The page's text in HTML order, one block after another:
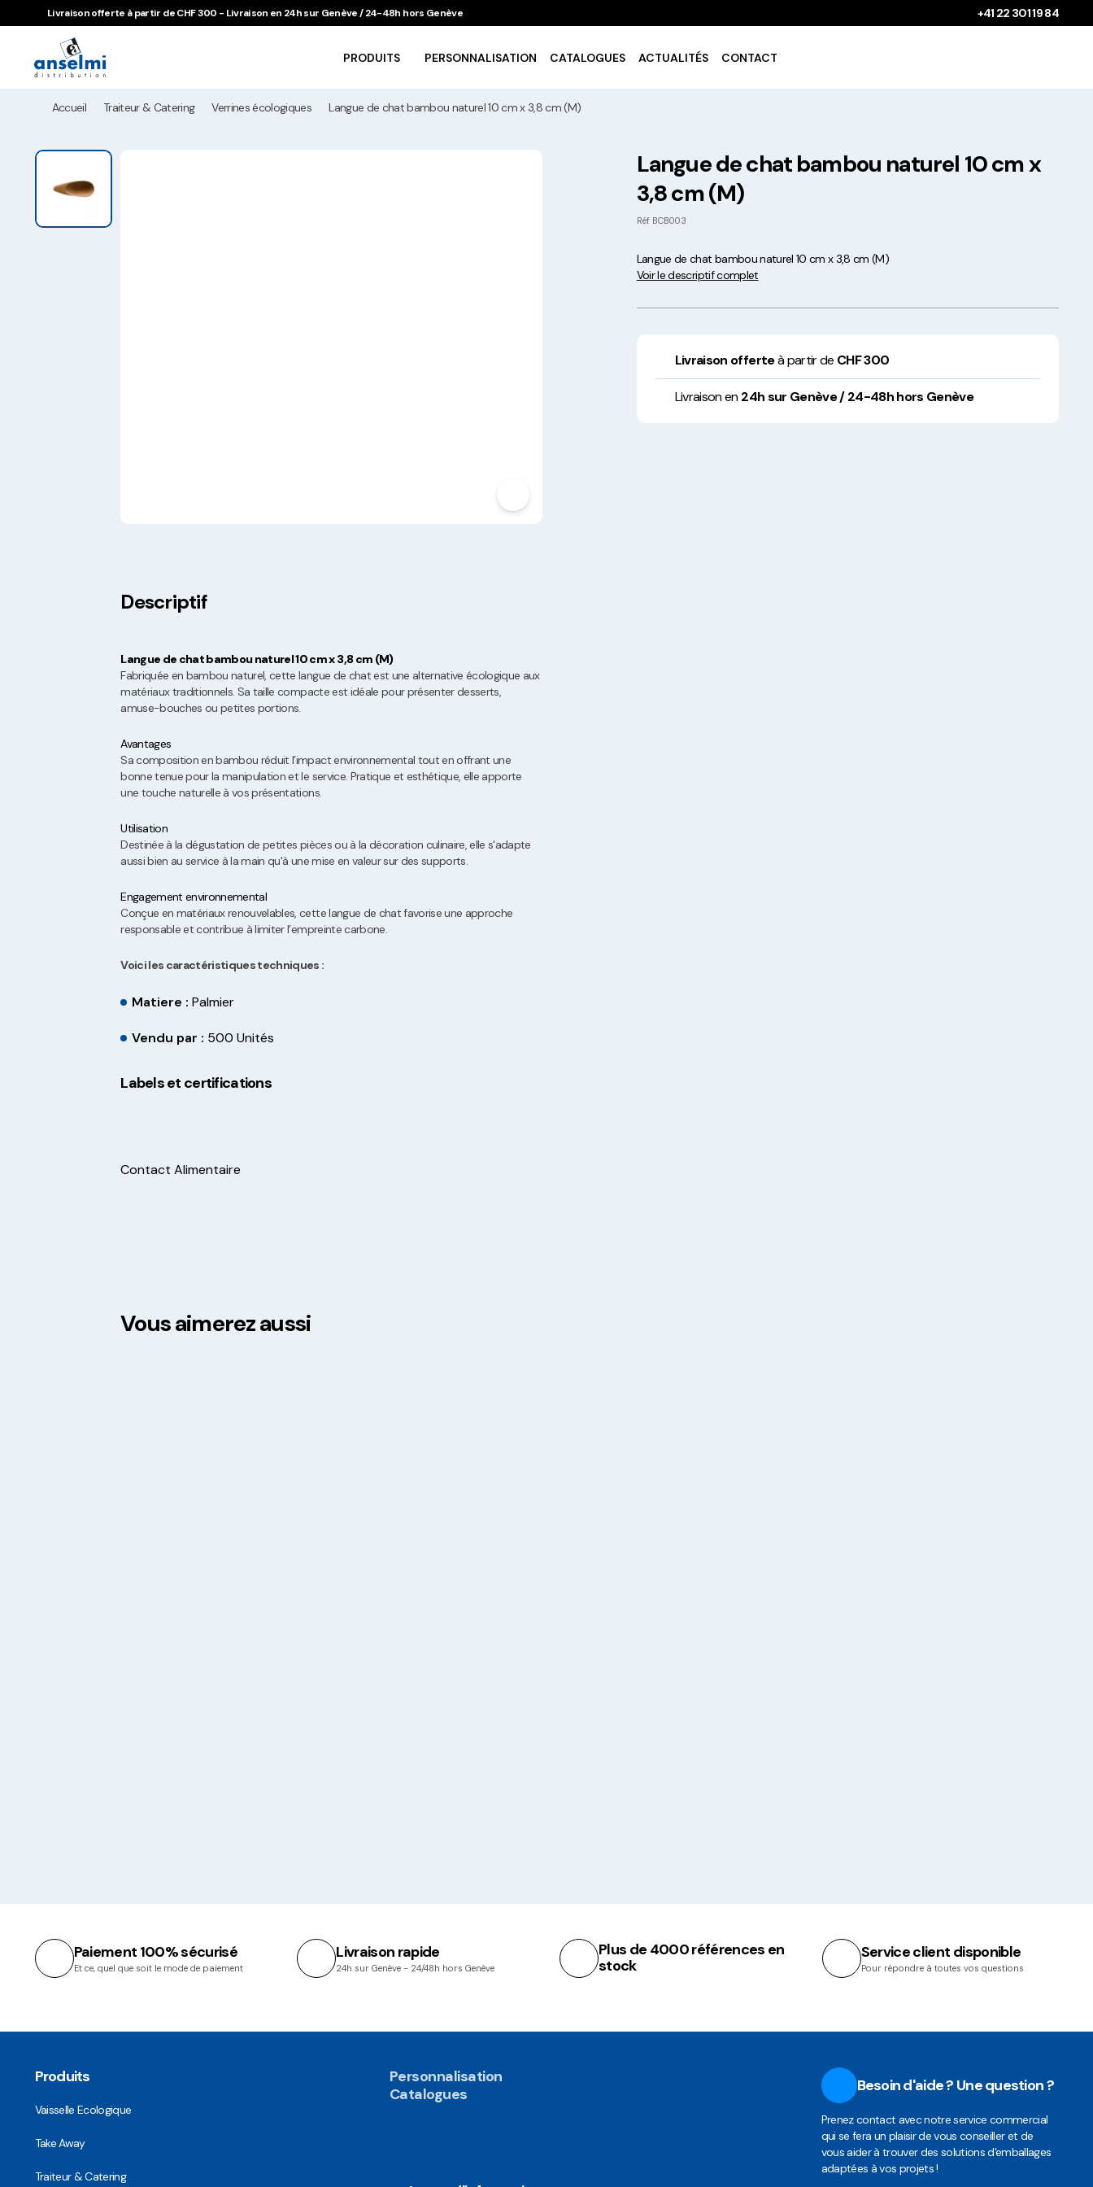
Aller au contenu
Aller à la navigation principale
Livraison offerte à partir de CHF 300 - Livraison en 24h sur Genève / 24-48h hors Genève +41 22 301 19 84
PRODUITS
Gobelets à boissons
en Europe
PERSONNALISATION CATALOGUES ACTUALITÉS CONTACT
Accueil Traiteur & Catering Verrines écologiques Langue de chat bambou naturel 10 cm x 3,8 cm (M)
Langue de chat bambou naturel 10 cm x
3,8 cm (M)
Réf BCB003
Langue de chat bambou naturel 10 cm x 3,8 cm (M)
Voir le descriptif complet
Livraison offerteà partir de CHF 300
Livraison en24h sur Genève / 24-48h hors Genève
Descriptif
Langue de chat bambou naturel 10 cm x 3,8 cm (M)
Fabriquée en bambou naturel, cette langue de chat est une alternative écologique aux
matériaux traditionnels. Sa taille compacte est idéale pour présenter desserts,
amuse-bouches ou petites portions.
Avantages
Sa composition en bambou réduit l’impact environnemental tout en offrant une
bonne tenue pour la manipulation et le service. Pratique et esthétique, elle apporte
une touche naturelle à vos présentations.
Utilisation
Destinée à la dégustation de petites pièces ou à la décoration culinaire, elle s'adapte
aussi bien au service à la main qu'à une mise en valeur sur des supports.
Engagement environnemental
Conçue en matériaux renouvelables, cette langue de chat favorise une approche
responsable et contribue à limiter l’empreinte carbone.
Voici les caractéristiques techniques :
Matiere :Palmier
Vendu par : 500 Unités
Labels et certifications
Contact Alimentaire
Vous aimerez aussi
Paiement 100% sécurisé
Et ce, quel que soit le mode de paiement
Livraison rapide
24h sur Genève - 24/48h hors Genève
Plus de 4000 références en
stock
Service client disponible
Pour répondre à toutes vos questions
Produits
Vaisselle Ecologique
Take Away
Traiteur & Catering
Personnalisation
Catalogues
Besoin d'aide ? Une question ?
Prenez contact avec notre service commercial
qui se fera un plaisir de vous conseiller et de
vous aider à trouver des solutions d'emballages
adaptées à vos projets !